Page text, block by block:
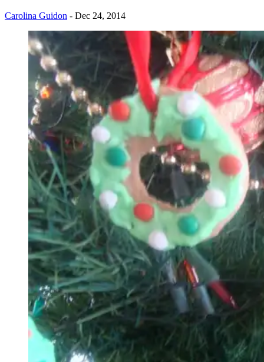
Carolina Guidon - Dec 24, 2014